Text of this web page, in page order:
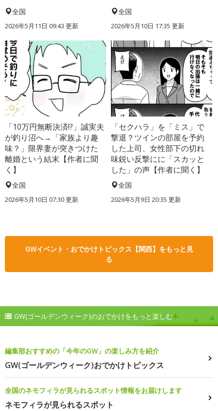
全国
2026年5月11日 09:43 更新
全国
2026年5月10日 17:35 更新
「10万円無断決済!?」誠実夫
が釣り沼へ→「家族より趣
味？」限界妻が突きつけた
離婚という結末【作者に聞
く】
全国
2026年5月10日 07:30 更新
「セクハラ」を「ミス」で
撃退？ツインの部屋を予約
した上司、女性部下の切れ
味鋭い反撃にに「スカッと
した」の声【作者に聞く】
全国
2026年5月9日 20:35 更新
GWイベント・おでかけトピックス【関西】をもっと見
る
GW(ゴールデンウィーク)のおでかけをもっと楽しむ
編集部おすすめの「今年のGW」の楽しみ方を紹介
GW(ゴールデンウィーク)おでかけトピックス
全国のネモフィラが見られるスポット情報をお届けします
ネモフィラが見られるスポット